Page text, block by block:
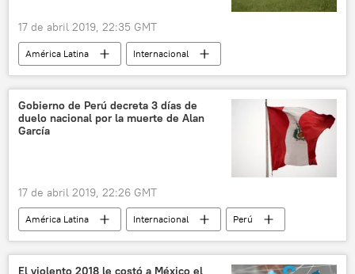
17 de abril 2019, 22:35 GMT
América Latina
Internacional
política
presidentes
corrupción
caso Lava Jato
Odebrecht noticias
Gobierno de Perú decreta 3 días de
duelo nacional por la muerte de Alan
García
17 de abril 2019, 22:26 GMT
América Latina Internacional
Perú
Alan García
Duelo Nacional noticias
El violento 2018 le costó a México el